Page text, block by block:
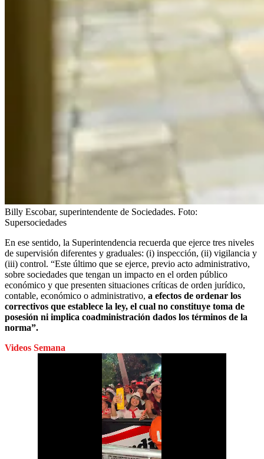
Billy Escobar, superintendente de Sociedades. Foto:
Supersociedades
En ese sentido, la Superintendencia recuerda que ejerce tres niveles
de supervisión diferentes y graduales: (i) inspección, (ii) vigilancia y
(iii) control. “Este último que se ejerce, previo acto administrativo,
sobre sociedades que tengan un impacto en el orden público
económico y que presenten situaciones críticas de orden jurídico,
contable, económico o administrativo, a efectos de ordenar los
correctivos que establece la ley, el cual no constituye toma de
posesión ni implica coadministración dados los términos de la
norma”.
Videos Semana